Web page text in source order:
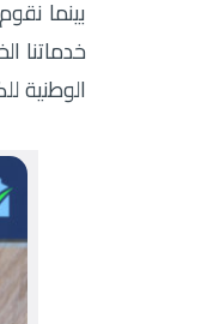
بينما
خدماتنا
الوطنية